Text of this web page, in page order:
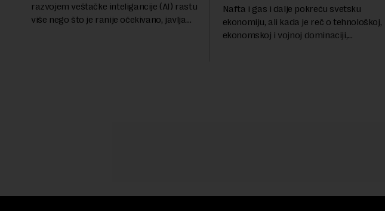
razvojem veštačke inteligancije (AI) rastu
više nego što je ranije očekivano, javlja
Nafta i gas i dalje pokreću svetsku
ekonomiju, ali kada je reč o tehnološkoj,
ekonomskoj i vojnoj dominaciji,